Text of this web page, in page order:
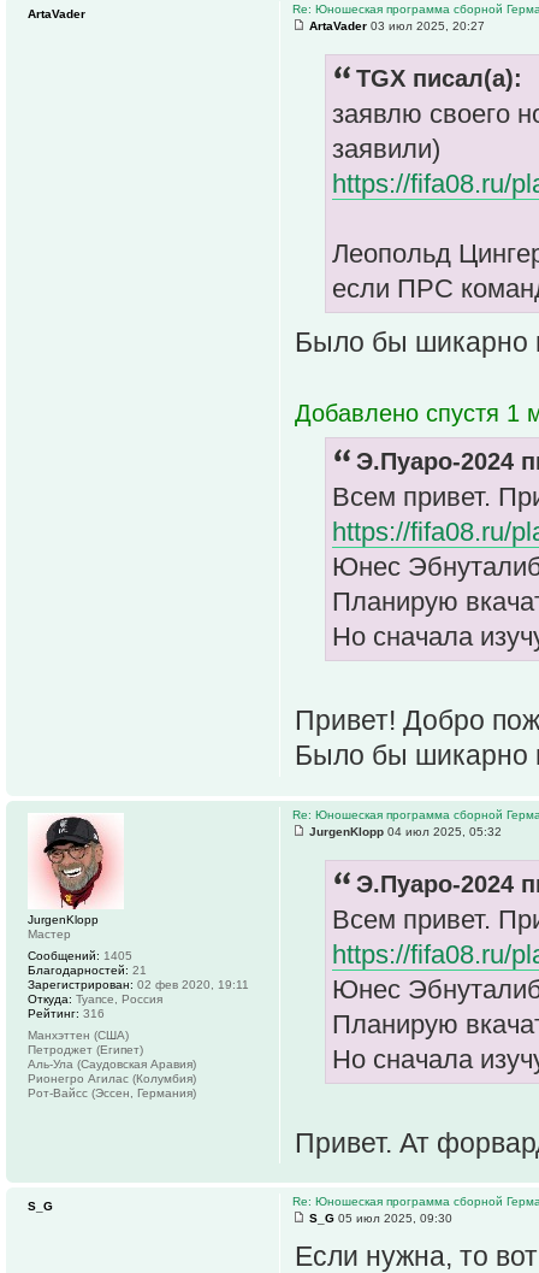
Re: Юношеская программа сборной
ArtaVader 03 июл 2025, 20:27
TGX писал(а):
заявлю своего
заявили)
https://fifa08.ru/
Леопольд
если ПРС
Было бы шикарно
Добавлено спустя 1
Э.Пуаро-2024
Всем привет.
https://fifa08.ru/
Юнес
Планирую
Но сначала
Привет! Добро
Было бы шикарно
ArtaVader
Re: Юношеская программа сборной
JurgenKlopp 04 июл 2025, 05:32
Э.Пуаро-2024
Всем привет.
https://fifa08.ru/
Юнес
Планирую
Но сначала
Привет. Ат
JurgenKlopp
Мастер
Сообщений: 1405
Благодарностей: 21
Зарегистрирован: 02 фев 2020, 19:11
Откуда: Туапсе, Россия
Рейтинг: 316
Манхэттен (США)
Петроджет (Египет)
Аль-Ула (Саудовская Аравия)
Рионегро Агилас (Колумбия)
Рот-Вайсс (Эссен, Германия)
Re: Юношеская программа сборной
S_G 05 июл 2025, 09:30
Если нужна, то
S_G